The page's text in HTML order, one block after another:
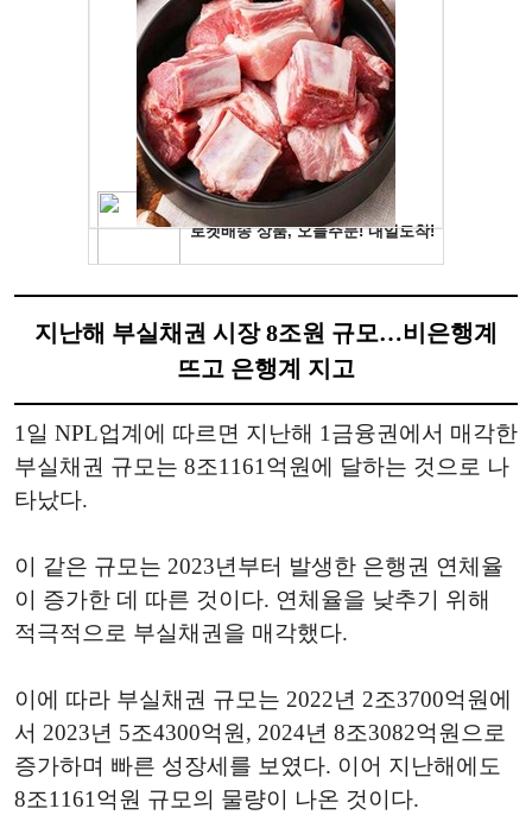
지난해 부실채권 시장 8조원 규모…비은행계
뜨고 은행계 지고
1일 NPL업계에 따르면 지난해 1금융권에서 매각한
부실채권 규모는 8조1161억원에 달하는 것으로 나
타났다.
이 같은 규모는 2023년부터 발생한 은행권 연체율
이 증가한 데 따른 것이다. 연체율을 낮추기 위해
적극적으로 부실채권을 매각했다.
이에 따라 부실채권 규모는 2022년 2조3700억원에
서 2023년 5조4300억원, 2024년 8조3082억원으로
증가하며 빠른 성장세를 보였다. 이어 지난해에도
8조1161억원 규모의 물량이 나온 것이다.